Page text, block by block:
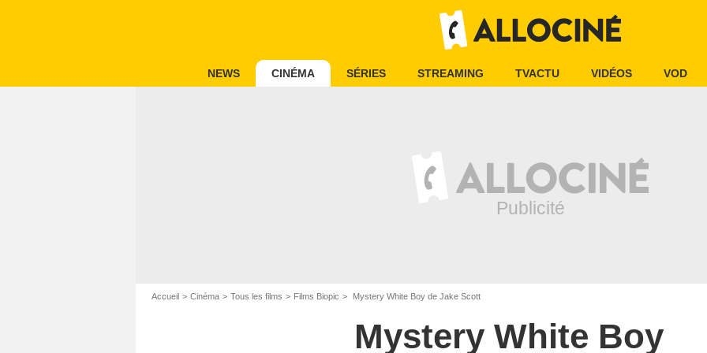
NEWS CINÉMA SÉRIES STREAMING TVACTU VIDÉOS VOD
Accueil Cinéma Tous les films Films Biopic Mystery White Boy de Jake Scott
Mystery White Boy